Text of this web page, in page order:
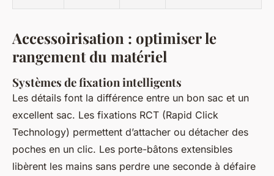
Accessoirisation : optimiser le
rangement du matériel
Systèmes de fixation intelligents
Les détails font la différence entre un bon sac et un
excellent sac. Les fixations RCT (Rapid Click
Technology) permettent d’attacher ou détacher des
poches en un clic. Les porte-bâtons extensibles
libèrent les mains sans perdre une seconde à défaire